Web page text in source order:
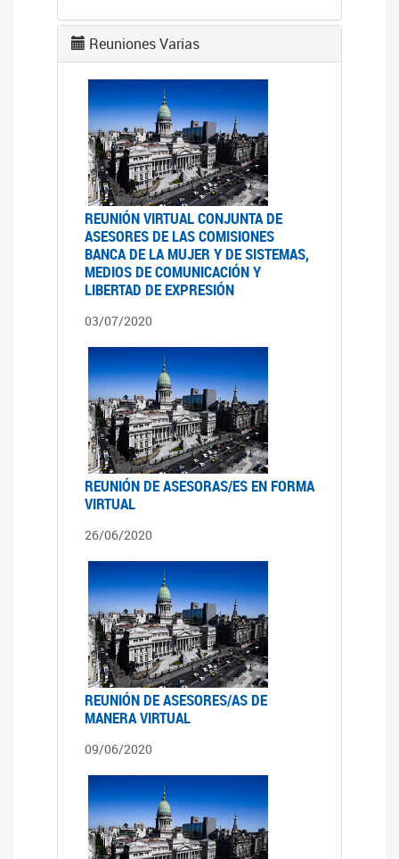
Reuniones Varias
REUNIÓN VIRTUAL CONJUNTA DE
ASESORES DE LAS COMISIONES
BANCA DE LA MUJER Y DE SISTEMAS,
MEDIOS DE COMUNICACIÓN Y
LIBERTAD DE EXPRESIÓN
03/07/2020
REUNIÓN DE ASESORAS/ES EN FORMA
VIRTUAL
26/06/2020
REUNIÓN DE ASESORES/AS DE
MANERA VIRTUAL
09/06/2020